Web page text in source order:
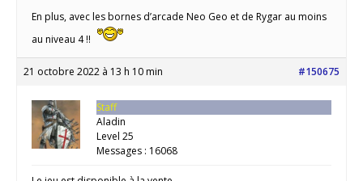
En plus, avec les bornes d’arcade Neo Geo et de Rygar au moins
au niveau 4 !!
21 octobre 2022 à 13 h 10 min #150675
Staff
Aladin
Level 25
Messages : 16068